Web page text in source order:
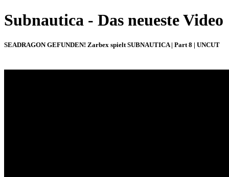
Subnautica - Das neueste Video
SEADRAGON GEFUNDEN! Zarbex spielt SUBNAUTICA | Part 8 | UNCUT